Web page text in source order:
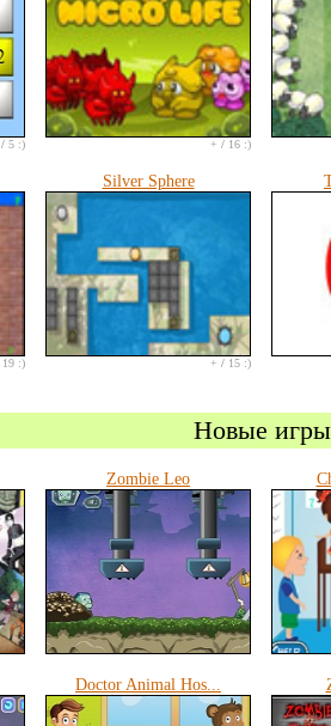
/ 5 :) + / 16 :)
19 :)
Silver Sphere
+ / 15 :)
Новые игры
Zombie Leo
Doctor Animal Hos...